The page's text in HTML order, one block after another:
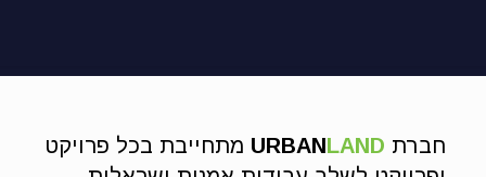
חברת URBANLAND
מתחייבת בכל פרויקט